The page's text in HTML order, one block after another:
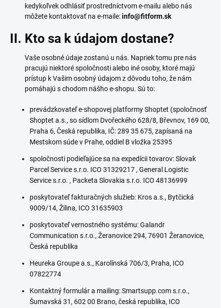
kedykoľvek odhlásiť prostredníctvom e-mailu alebo nás
môžete kontaktovať na e-maile:info@fitform.sk
II. Kto sa k údajom dostane?
Vaše osobné údaje zostanú u nás. Napriek tomu pre nás
pracujú niektoré spoločnosti alebo iné osoby, ktoré majú
prístup k Vašim osobný údajom z dôvodu toho, že nám
pomáhajú s chodom nášho e-shopu. Sú to:
prevádzkovateľ e-shopovej platformy Shoptet (spoločnosť
Shoptet a.s., so sídlom Dvořeckého 628/8, Břevnov, 169 00,
Praha 6, Česká republika, IČ: 289 35 675, zapísaná na
Mestskom súde v Prahe, oddiel B vložka 25395
spoločnosti podieľajúce sa na expedícii tovarov: Slovak
Parcel Service s.r.o. ICO 31329217 , General Logistic
Service s.r.o. , Packeta Slovakia s.r.o. ICO 48136999
poskytovateľ fakturačných služieb: Kros a.s., Bytčická
9009/14, Žilina, ICO 31635903
poskytovateľ vernostného systému: Galandr
Communication s.r.o., Žeranovice 294, 76901 Žeranovice,
Česká republika
Heureka Groupe a.s., Karolínská 706/3, Praha, ICO
07822774
Kontaktný formulár a mailing: Smartsupp.com s.r.o.,
Šumavská 31, 602 00 Brano, česká republika, ICO